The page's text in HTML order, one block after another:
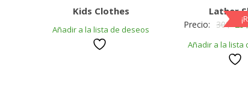
Kids Clothes
Añadir a la lista de deseos
Lather
Precio: 30$
was:
25
Añadir a la lista